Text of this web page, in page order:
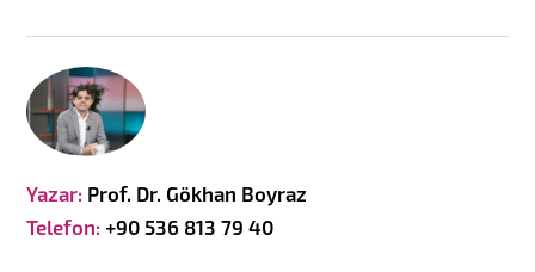
Yazar: Prof. Dr. Gökhan Boyraz
Telefon:+90 536 813 79 40